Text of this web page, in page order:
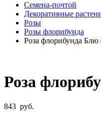
Семена-почтой
Декоративные
Розы
Розы флорибунда
Роза флорибунда
Роза
843 руб.